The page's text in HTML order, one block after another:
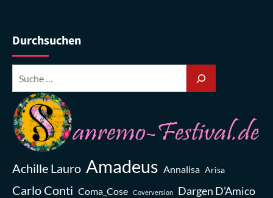
Durchsuchen
Achille Lauro Amadeus Annalisa Arisa
Carlo Conti Coma_Cose Coverversion Dargen D’Amico